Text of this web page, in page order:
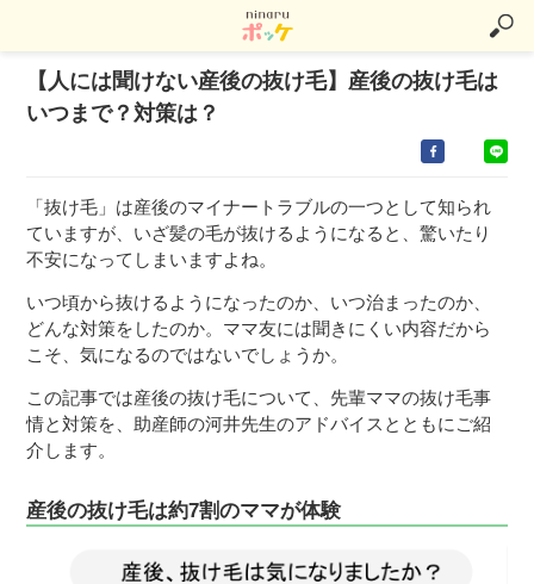
【人には聞けない産後の抜け毛】産後の抜け毛は
いつまで？対策は？
「抜け毛」は産後のマイナートラブルの一つとして知られ
ていますが、いざ髪の毛が抜けるようになると、驚いたり
不安になってしまいますよね。
いつ頃から抜けるようになったのか、いつ治まったのか、
どんな対策をしたのか。ママ友には聞きにくい内容だから
こそ、気になるのではないでしょうか。
この記事では産後の抜け毛について、先輩ママの抜け毛事
情と対策を、助産師の河井先生のアドバイスとともにご紹
介します。
産後の抜け毛は約7割のママが体験